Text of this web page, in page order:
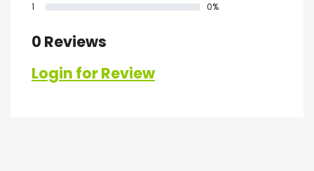
1
0%
0 Reviews
Login for Review